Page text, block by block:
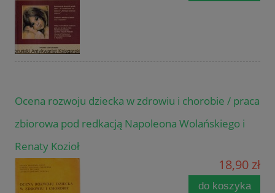
Ocena rozwoju dziecka w zdrowiu i chorobie / praca
zbiorowa pod redkacją Napoleona Wolańskiego i
Renaty Kozioł
18,90 zł
do koszyka